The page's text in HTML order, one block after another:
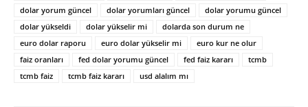
dolar yorum güncel
dolar yorumları güncel
dolar yorumu güncel
dolar yükseldi
dolar yükselir mi
dolarda son durum ne
euro dolar raporu
euro dolar yükselir mi
euro kur ne olur
faiz oranları
fed dolar yorumu güncel fed faiz kararı
tcmb
tcmb faiz
tcmb faiz kararı usd alalım mı